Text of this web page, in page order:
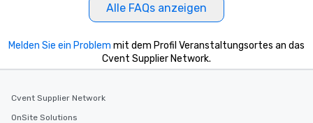
Alle FAQs anzeigen
Melden Sie ein Problem mit dem Profil Veranstaltungsortes an das
Cvent Supplier Network.
Cvent Supplier Network
OnSite Solutions